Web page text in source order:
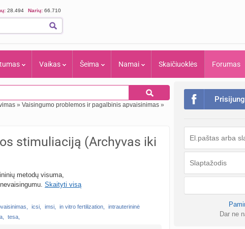
28.494 Narių: 66.710
Vaikas Šeima Namai Skaičiuoklės Forumas
» Vaisingumo problemos ir pagalbinis apvaisinimas »
stimuliaciją (Archyvas iki
metodų visuma,
Skaityti visą
icsi imsi in vitro fertilization
intrauterininė
tesa
Dar ne